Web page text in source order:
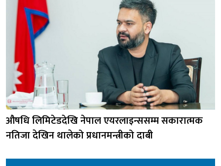
औषधि लिमिटेडदेखि नेपाल एयरलाइन्ससम्म सकारात्मक
नतिजा देखिन थालेको प्रधानमन्त्रीको दाबी